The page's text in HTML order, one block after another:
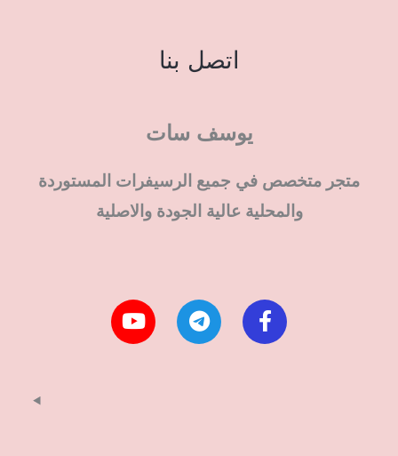
اتصل بنا
يوسف سات
متجر متخصص في جميع الرسيفرات المستوردة
والمحلية عالية الجودة والاصلية